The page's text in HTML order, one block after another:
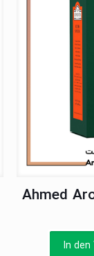
Ahmed
In den